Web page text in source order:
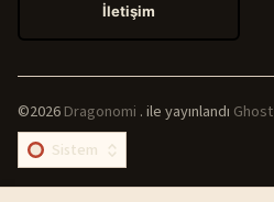
İletişim
©2026Dragonomi .ile yayınlandı Ghost